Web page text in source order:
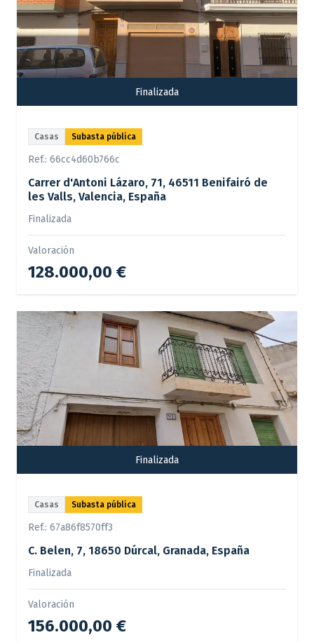
Finalizada
Casas Subasta pública
Ref.: 66cc4d60b766c
Carrer d'Antoni Lázaro, 71, 46511 Benifairó de
les Valls, Valencia, España
Finalizada
Valoración
128.000,00 €
Finalizada
Casas Subasta pública
Ref.: 67a86f8570ff3
C. Belen, 7, 18650 Dúrcal, Granada, España
Finalizada
Valoración
156.000,00 €